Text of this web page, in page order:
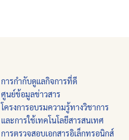
การกำกับดูแลกิจการที่ดี
ศูนย์ข้อมูลข่าวสาร
โครงการอบรมความรู้ทางวิชาการ
และการใช้เทคโนโลยีสารสนเทศ
การตรวจสอบเอกสารอิเล็กทรอนิกส์